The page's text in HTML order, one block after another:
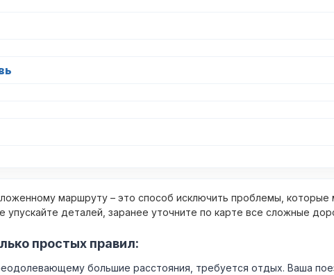
маршруту – это способ исключить проблемы, которые
упускайте деталей, заранее уточните по карте все сложные
простых правил:
большие расстояния, требуется отдых. Ваша